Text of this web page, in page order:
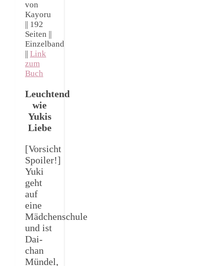
von
Kayoru
|| 192
Seiten ||
Einzelband
|| Link
zum
Buch
Leuchtend
wie
Yukis
Liebe
[Vorsicht
Spoiler!]
Yuki
geht
auf
eine
Mädchenschule
und ist
Dai-
chan
Mündel,